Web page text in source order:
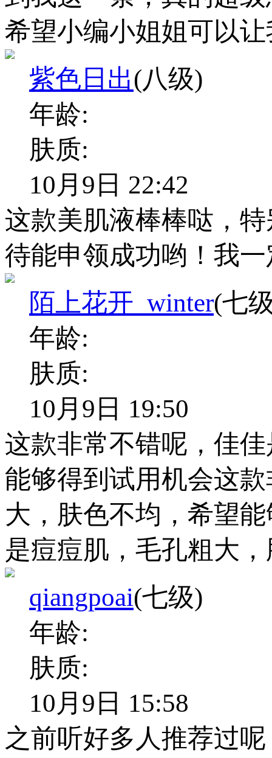
希望小编小姐姐可以
紫色日出(八级)
年龄:
肤质:
10月9日 22:42
这款美肌液棒棒哒，
待能申领成功哟！我
陌上花开_winter(七
年龄:
肤质:
10月9日 19:50
这款非常不错呢，佳
能够得到试用机会这
大，肤色不均，希望
是痘痘肌，毛孔粗大
qiangpoai(七级)
年龄:
肤质:
10月9日 15:58
之前听好多人推荐过